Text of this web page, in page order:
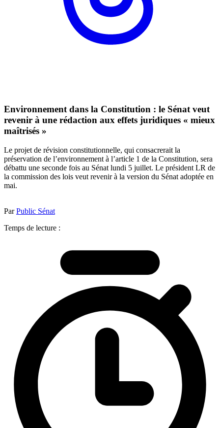
Environnement dans la Constitution : le Sénat veut
revenir à une rédaction aux effets juridiques « mieux
maîtrisés »
Le projet de révision constitutionnelle, qui consacrerait la
préservation de l’environnement à l’article 1 de la Constitution, sera
débattu une seconde fois au Sénat lundi 5 juillet. Le président LR de
la commission des lois veut revenir à la version du Sénat adoptée en
mai.
ParPublic Sénat
Temps de lecture :